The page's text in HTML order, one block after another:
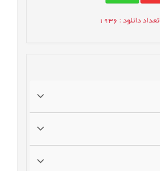
تعداد دانلود: 1936